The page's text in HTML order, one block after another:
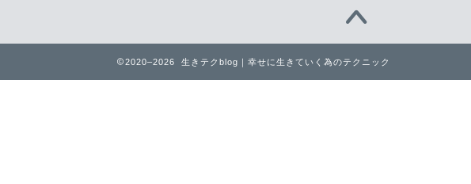
2020–2026 生きテクblog｜幸せに生きていく為のテクニック